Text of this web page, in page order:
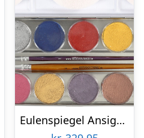
Eulenspiegel Ansigtsmaling – Perlemorsfarver – 12 Farver